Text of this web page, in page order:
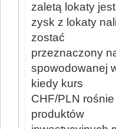
zaletą lokaty
zysk z lokaty
zostać
przeznaczony
spowodowanej
kiedy kurs
CHF/PLN
produktów